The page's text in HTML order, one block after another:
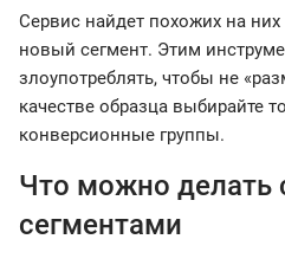
Сервис найдет похожих на
новый сегмент. Этим
злоупотреблять, чтобы не
качестве образца выбирайте
конверсионные группы.
Что можно делать
сегментами